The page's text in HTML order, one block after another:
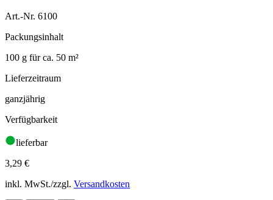
Art.-Nr. 6100
Packungsinhalt
100 g für ca. 50 m²
Lieferzeitraum
ganzjährig
Verfügbarkeit
lieferbar
3,29 €
inkl. MwSt./zzgl. Versandkosten